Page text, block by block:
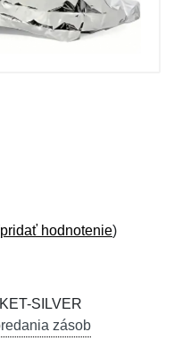
pridať hodnotenie)
SILVER
zásob